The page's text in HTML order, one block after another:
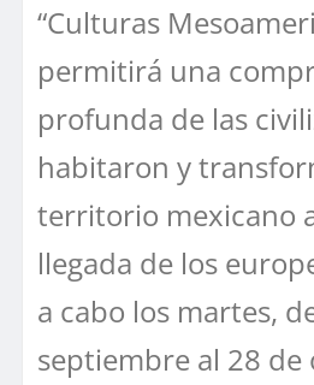
“Culturas
permitirá una
profunda de las
habitaron y
territorio mexicano
llegada de los
a cabo los martes,
septiembre al 28 de